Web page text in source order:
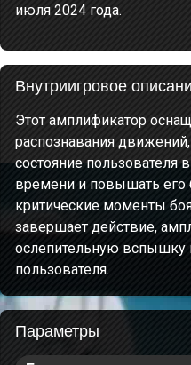
июля 2024 года.
Внутриигровое
Этот амплификатор
распознавания
состояние пользователя
времени и повышать
критические моменты
завершает действие,
ослепительную вспышку
пользователя.
Параметры